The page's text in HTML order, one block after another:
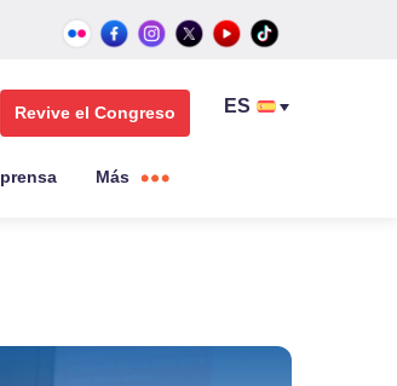
Revive el Congreso
Más